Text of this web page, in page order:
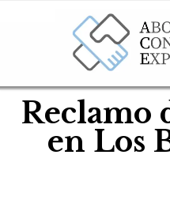
Reclamo
en Los